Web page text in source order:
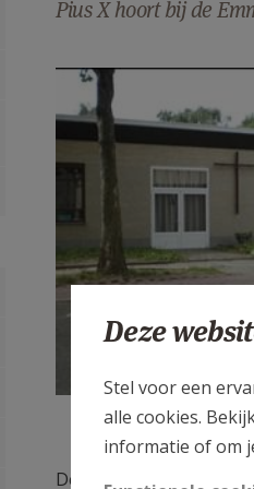
Pius X hoort bij de
PX2.jpg
Google
De Emmaüsparochie
Deze
Stel voor een
alle cookies.
informatie of om